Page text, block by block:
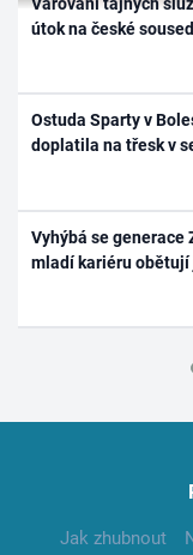
útok na české
Ostuda Sparty v
doplatila na třesk v
Vyhýbá se generace
mladí kariéru
Jak zhubnout